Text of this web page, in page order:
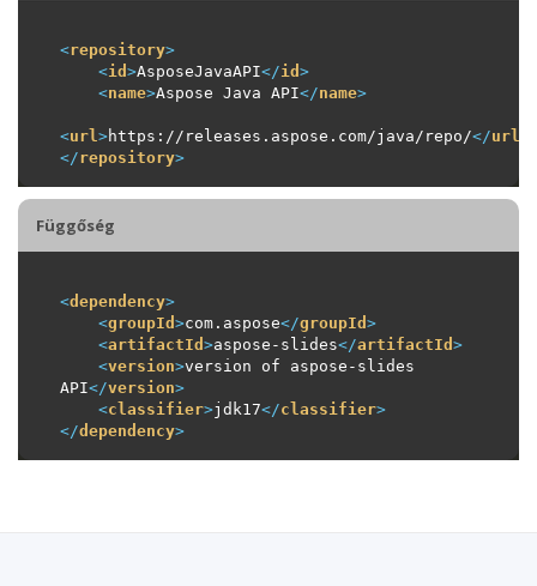
<repository>
<id >AsposeJavaAPI</id >
<name>Aspose Java API</name>
<url >https://releases.aspose.com/java/repo/</url
</repository>
Függőség
<dependency>
<groupId >com.aspose</groupId >
<artifactId >aspose-slides</artifactId >
<version>version of aspose-slides
API</version>
<classifier>jdk17</classifier>
</dependency>